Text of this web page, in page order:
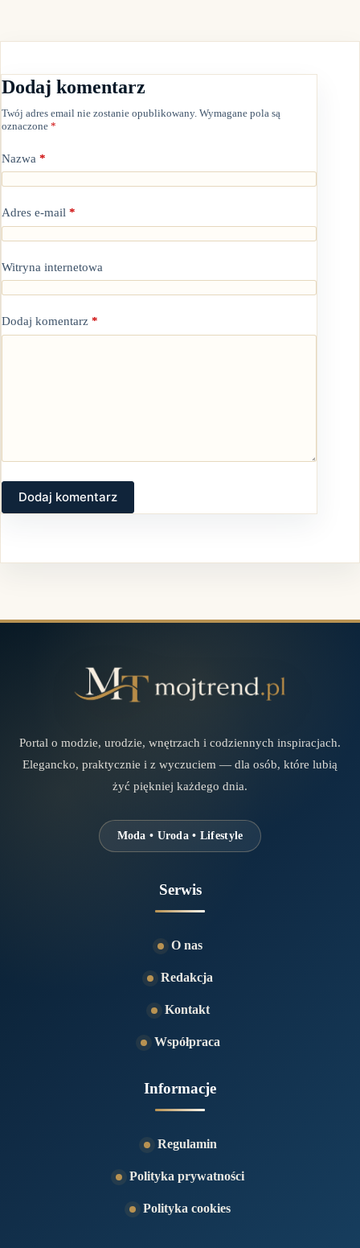
Dodaj komentarz
Twój adres email nie zostanie opublikowany. Wymagane pola są
oznaczone *
Nazwa *
Adres e-mail *
Witryna internetowa
Dodaj komentarz *
Dodaj komentarz
Portal o modzie, urodzie, wnętrzach i codziennych inspiracjach.
Elegancko, praktycznie i z wyczuciem — dla osób, które lubią
żyć piękniej każdego dnia.
Moda • Uroda • Lifestyle
Serwis
O nas
Redakcja
Kontakt
Współpraca
Informacje
Regulamin
Polityka prywatności
Polityka cookies